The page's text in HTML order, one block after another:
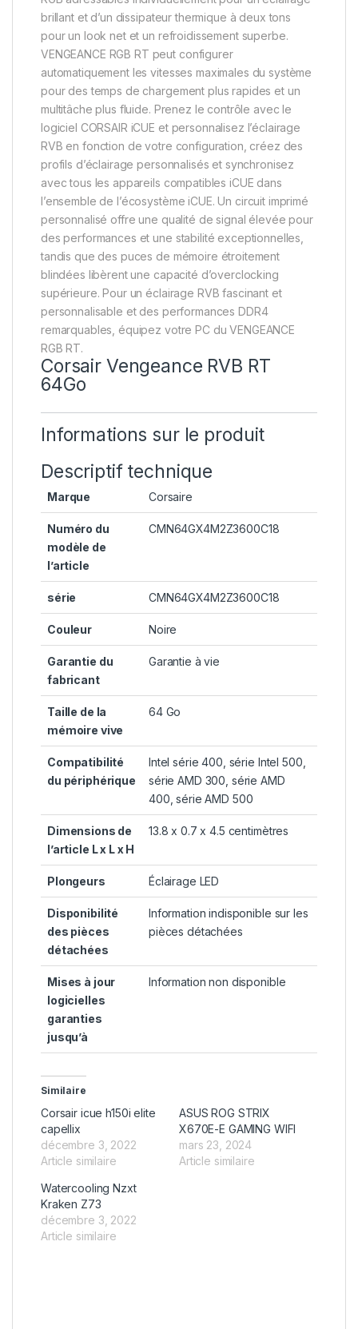
brillant et d’un dissipateur thermique à deux tons
pour un look net et un refroidissement superbe.
VENGEANCE RGB RT peut configurer
automatiquement les vitesses maximales du système
pour des temps de chargement plus rapides et un
multitâche plus fluide. Prenez le contrôle avec le
logiciel CORSAIR iCUE et personnalisez l’éclairage
RVB en fonction de votre configuration, créez des
profils d’éclairage personnalisés et synchronisez
avec tous les appareils compatibles iCUE dans
l’ensemble de l’écosystème iCUE. Un circuit imprimé
personnalisé offre une qualité de signal élevée pour
des performances et une stabilité exceptionnelles,
tandis que des puces de mémoire étroitement
blindées libèrent une capacité d’overclocking
supérieure. Pour un éclairage RVB fascinant et
personnalisable et des performances DDR4
remarquables, équipez votre PC du VENGEANCE
RGB RT.
Corsair Vengeance RVB RT
64Go
Informations sur le produit
Descriptif technique
Marque ‎Corsaire
Numéro du
modèle de
l’article
‎CMN64GX4M2Z3600C18
série ‎CMN64GX4M2Z3600C18
Couleur ‎Noire
Garantie du
fabricant
‎Garantie à vie
Taille de la
mémoire vive
‎64 Go
Compatibilité
du périphérique
‎Intel série 400, série Intel 500,
série AMD 300, série AMD
400, série AMD 500
Dimensions de
l’article L x L x H
‎13.8 x 0.7 x 4.5 centimètres
Plongeurs ‎Éclairage LED
Disponibilité
des pièces
détachées
‎Information indisponible sur les
pièces détachées
Mises à jour
logicielles
garanties
jusqu’à
‎Information non disponible
Similaire
Corsair icue h150i elite
capellix
décembre 3, 2022
Article similaire
ASUS ROG STRIX
X670E-E GAMING WIFI
mars 23, 2024
Article similaire
Watercooling Nzxt
Kraken Z73
décembre 3, 2022
Article similaire